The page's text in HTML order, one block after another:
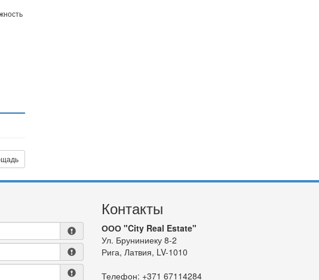
Контакты
ООО "City Real Estate"
Ул. Бруниниеку 8-2
Рига, Латвия, LV-1010
Телефон: +371 67114284